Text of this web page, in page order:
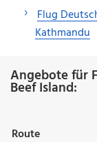
Flug
Kathmandu
Angebote für
Beef Island:
Route